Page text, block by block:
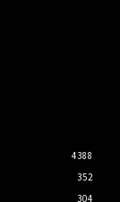
4388
352
304